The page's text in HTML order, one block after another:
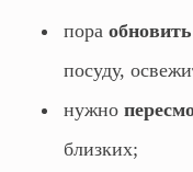
пора
посуду,
нужно
близких;